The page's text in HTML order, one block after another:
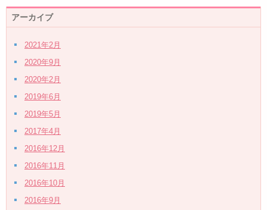
アーカイブ
2021年2月
2020年9月
2020年2月
2019年6月
2019年5月
2017年4月
2016年12月
2016年11月
2016年10月
2016年9月